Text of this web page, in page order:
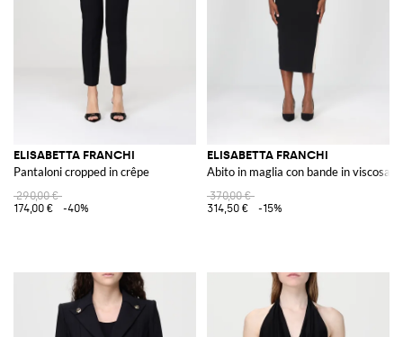
ELISABETTA FRANCHI
Pantaloni cropped in crêpe
290,00 €
174,00 €
-40%
ELISABETTA FRANCHI
Abito in maglia con bande in viscosa
370,00 €
314,50 €
-15%